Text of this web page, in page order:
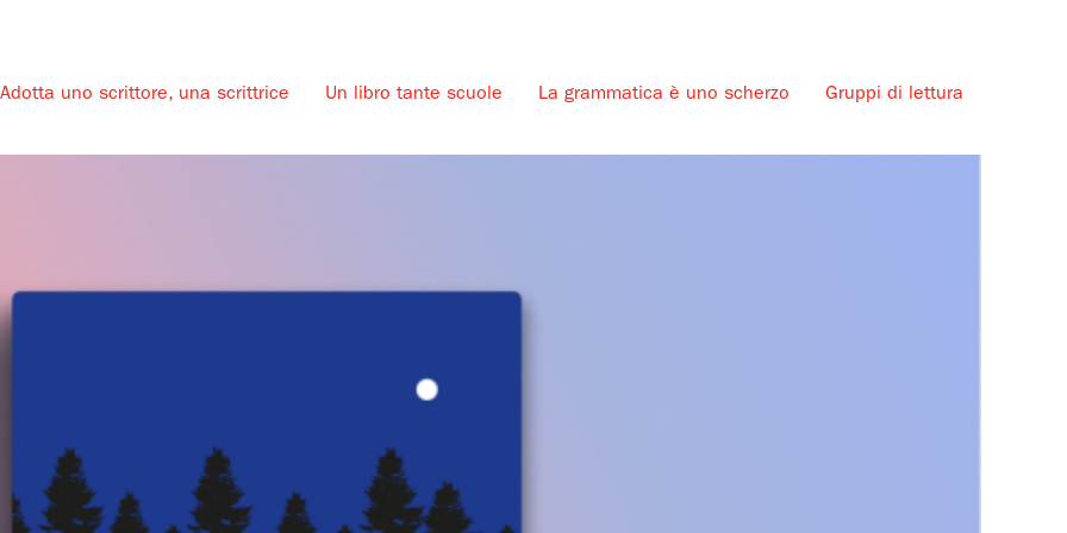
Adotta uno scrittore, una scrittrice Un libro tante scuole La grammatica è uno scherzo Gruppi di lettura